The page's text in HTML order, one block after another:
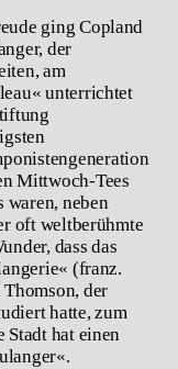
ging Copland
der
am
unterrichtet
Mittwoch-Tees
neben
oft weltberühmte
dass das
(franz.
der
hatte, zum
Stadt hat einen